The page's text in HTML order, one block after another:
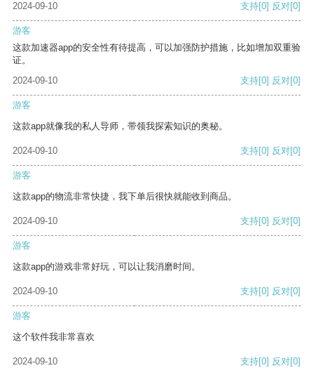
2024-09-10
支持[0] 反对[0]
游客
这款加速器app的安全性有待提高，可以加强防护措施，比如增加双重验
证。
2024-09-10
支持[0] 反对[0]
游客
这款app就像我的私人导师，带领我探索知识的奥秘。
2024-09-10 支持[0] 反对[0]
游客
这款app的物流非常快捷，我下单后很快就能收到商品。
2024-09-10 支持[0] 反对[0]
游客
这款app的游戏非常好玩，可以让我消磨时间。
2024-09-10 支持[0] 反对[0]
游客
这个软件我非常喜欢
2024-09-10 支持[0] 反对[0]